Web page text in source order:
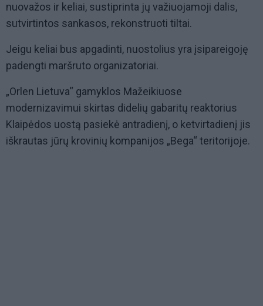
nuovažos ir keliai, sustiprinta jų važiuojamoji dalis,
sutvirtintos sankasos, rekonstruoti tiltai.
Jeigu keliai bus apgadinti, nuostolius yra įsipareigoję
padengti maršruto organizatoriai.
„Orlen Lietuva“ gamyklos Mažeikiuose
modernizavimui skirtas didelių gabaritų reaktorius
Klaipėdos uostą pasiekė antradienį, o ketvirtadienį jis
iškrautas jūrų krovinių kompanijos „Bega“ teritorijoje.